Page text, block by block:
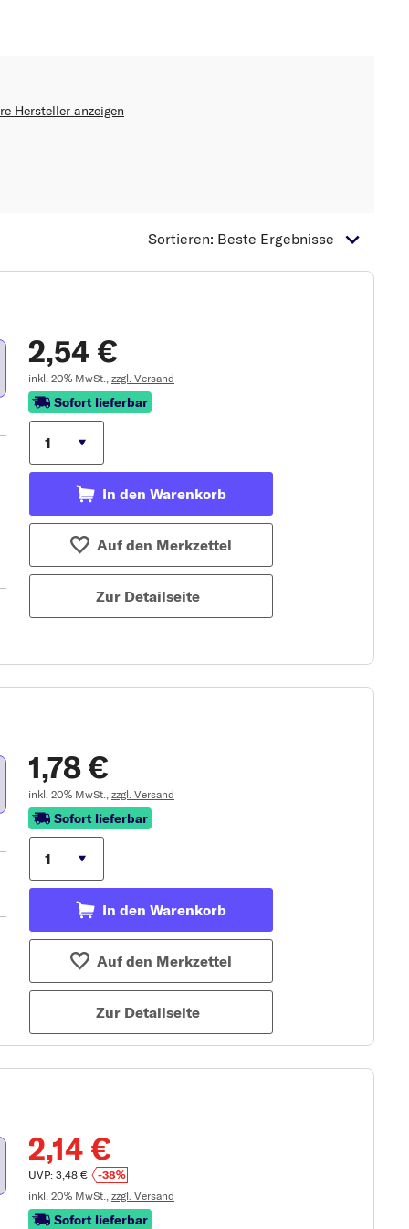
Hersteller anzeigen
Sortieren: Beste Ergebnisse
2,54 €
inkl. 20% MwSt., zzgl. Versand
Sofort lieferbar
In den Warenkorb
Auf den Merkzettel
Zur Detailseite
1,78 €
inkl. 20% MwSt., zzgl. Versand
Sofort lieferbar
In den Warenkorb
Auf den Merkzettel
Zur Detailseite
2,14 €
UVP: 3,48 €
-38%
inkl. 20% MwSt., zzgl. Versand
Sofort lieferbar